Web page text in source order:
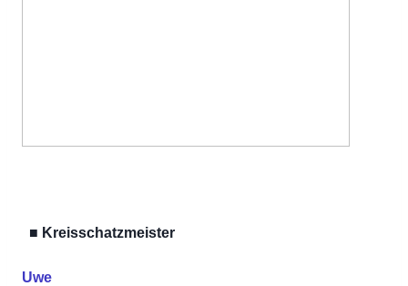
■ Kreisschatzmeister
Uwe